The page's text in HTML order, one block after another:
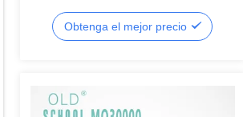
Primera Pantalla Curva del Mundo
Obtenga el mejor precio